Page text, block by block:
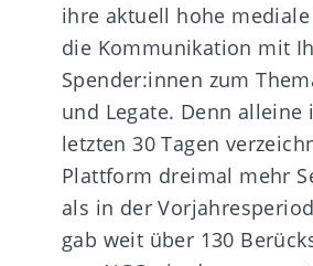
ihre aktuell hohe
die Kommunikation mit
Spender:innen zum
und Legate. Denn alleine
letzten 30 Tagen
Plattform dreimal mehr
als in der
gab weit über 130